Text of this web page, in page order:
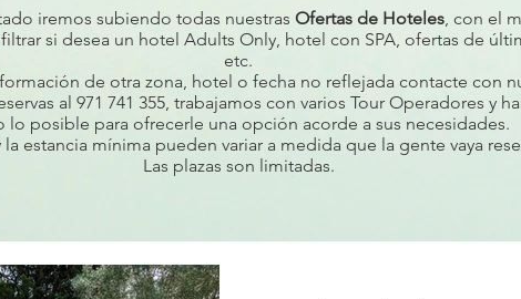
iremos subiendo todas nuestras Ofertas de Hoteles, con el
si desea un hotel Adults Only, hotel con SPA, ofertas de
etc.
de otra zona, hotel o fecha no reflejada contacte con
al 971 741 355, trabajamos con varios Tour Operadores y
lo posible para ofrecerle una opción acorde a sus necesidades.
la estancia mínima pueden variar a medida que la gente vaya
Las plazas son limitadas.